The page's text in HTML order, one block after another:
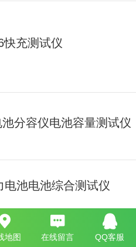
快充测试仪
分容仪电池容量测试仪
电池电池综合测试仪
地图 在线留言 QQ客服